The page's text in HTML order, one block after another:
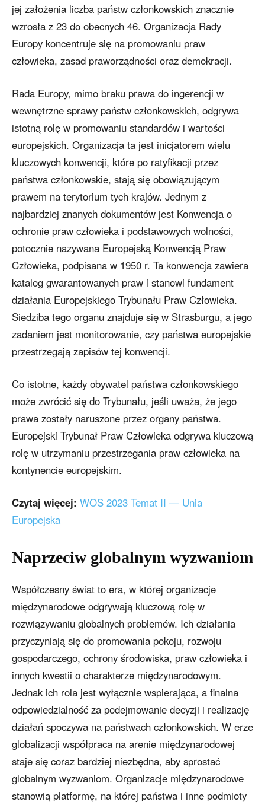
jej założenia liczba państw członkowskich znacznie
wzrosła z 23 do obecnych 46. Organizacja Rady
Europy koncentruje się na promowaniu praw
człowieka, zasad praworządności oraz demokracji.
Rada Europy, mimo braku prawa do ingerencji w
wewnętrzne sprawy państw członkowskich, odgrywa
istotną rolę w promowaniu standardów i wartości
europejskich. Organizacja ta jest inicjatorem wielu
kluczowych konwencji, które po ratyfikacji przez
państwa członkowskie, stają się obowiązującym
prawem na terytorium tych krajów. Jednym z
najbardziej znanych dokumentów jest Konwencja o
ochronie praw człowieka i podstawowych wolności,
potocznie nazywana Europejską Konwencją Praw
Człowieka, podpisana w 1950 r. Ta konwencja zawiera
katalog gwarantowanych praw i stanowi fundament
działania Europejskiego Trybunału Praw Człowieka.
Siedziba tego organu znajduje się w Strasburgu, a jego
zadaniem jest monitorowanie, czy państwa europejskie
przestrzegają zapisów tej konwencji.
Co istotne, każdy obywatel państwa członkowskiego
może zwrócić się do Trybunału, jeśli uważa, że jego
prawa zostały naruszone przez organy państwa.
Europejski Trybunał Praw Człowieka odgrywa kluczową
rolę w utrzymaniu przestrzegania praw człowieka na
kontynencie europejskim.
Czytaj więcej: WOS 2023 Temat II — Unia
Europejska
Naprzeciw globalnym wyzwaniom
Współczesny świat to era, w której organizacje
międzynarodowe odgrywają kluczową rolę w
rozwiązywaniu globalnych problemów. Ich działania
przyczyniają się do promowania pokoju, rozwoju
gospodarczego, ochrony środowiska, praw człowieka i
innych kwestii o charakterze międzynarodowym.
Jednak ich rola jest wyłącznie wspierająca, a finalna
odpowiedzialność za podejmowanie decyzji i realizację
działań spoczywa na państwach członkowskich. W erze
globalizacji współpraca na arenie międzynarodowej
staje się coraz bardziej niezbędna, aby sprostać
globalnym wyzwaniom. Organizacje międzynarodowe
stanowią platformę, na której państwa i inne podmioty